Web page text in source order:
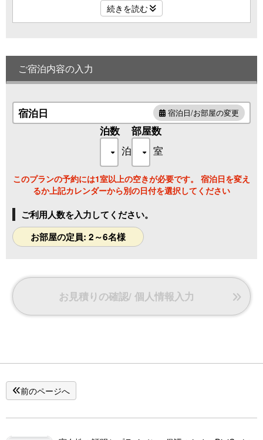
最大6名までお泊りいただけますので、ご利用に合わせてお
続きを読む
ご宿泊内容の入力
宿泊日 宿泊日/お部屋の変更
泊数
泊
部屋数
室
このプランの予約には1室以上の空きが必要です。 宿泊日を変え
るか上記カレンダーから別の日付を選択してください
ご利用人数を入力してください。
お部屋の定員: 2～6名様
お見積りの確認/ 個人情報入力
前のページへ